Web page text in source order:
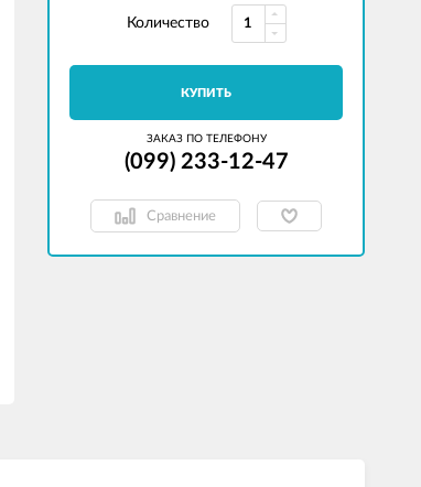
Количество
КУПИТЬ
ЗАКАЗ ПО ТЕЛЕФОНУ
(099) 233-12-47
Сравнение